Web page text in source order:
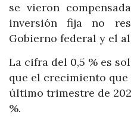
se vieron
inversión fija no
Gobierno federal y el
La cifra del 0,5 % es
que el crecimiento
último trimestre de
%.